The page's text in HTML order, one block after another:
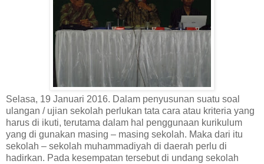
Selasa, 19 Januari 2016. Dalam penyusunan suatu soal
ulangan / ujian sekolah perlukan tata cara atau kriteria yang
harus di ikuti, terutama dalam hal penggunaan kurikulum
yang di gunakan masing – masing sekolah. Maka dari itu
sekolah – sekolah muhammadiyah di daerah perlu di
hadirkan. Pada kesempatan tersebut di undang sekolah